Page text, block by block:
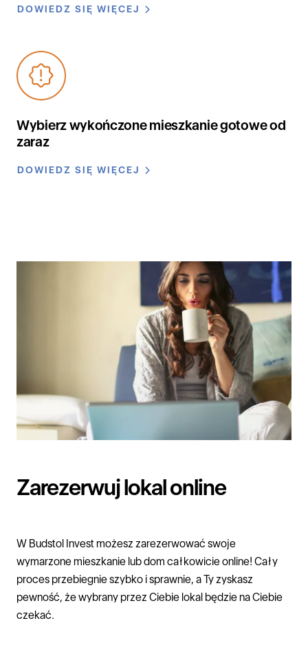
DOWIEDZ SIĘ WIĘCEJ
Wybierz wykończone mieszkanie gotowe od
zaraz
DOWIEDZ SIĘ WIĘCEJ
Zarezerwuj lokal online
W Budstol Investmożesz zarezerwować swoje
wymarzonemieszkanie lubdom całkowicie online! Cały
proces przebiegnie szybko i sprawnie, a Ty zyskasz
pewność, że wybrany przez Ciebie lokal będzie na Ciebie
czekać.